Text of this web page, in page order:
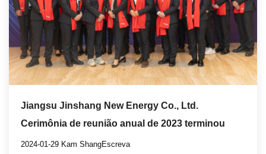
Jiangsu Jinshang New Energy Co., Ltd.
Cerimônia de reunião anual de 2023 terminou
perfeitamente!
2024-01-29 Kam ShangEscreva